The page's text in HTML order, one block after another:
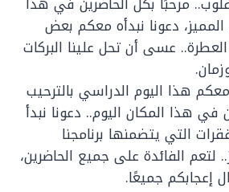
دعونا نبدأه معكم بعض
العطرة.. عسى أن تحل علينا البركات
هذا اليوم الدراسي بالترحيب
في هذا المكان اليوم.. دعونا نبدأ
التي يتضمنها برنامجنا
لتعم الفائدة على جميع الحاضرين،
إعجابكم جميعًا.